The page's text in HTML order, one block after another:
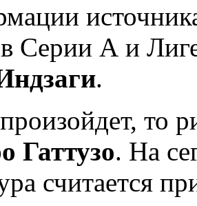
Серии А и
.
то
Гаттузо. На
считается